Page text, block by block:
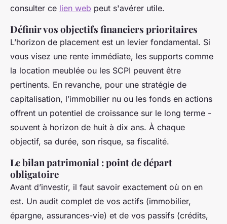
consulter ce lien web peut s'avérer utile.
Définir vos objectifs financiers prioritaires
L’horizon de placement est un levier fondamental. Si
vous visez une rente immédiate, les supports comme
la location meublée ou les SCPI peuvent être
pertinents. En revanche, pour une stratégie de
capitalisation, l’immobilier nu ou les fonds en actions
offrent un potentiel de croissance sur le long terme -
souvent à horizon de huit à dix ans. À chaque
objectif, sa durée, son risque, sa fiscalité.
Le bilan patrimonial : point de départ
obligatoire
Avant d’investir, il faut savoir exactement où on en
est. Un audit complet de vos actifs (immobilier,
épargne, assurances-vie) et de vos passifs (crédits,